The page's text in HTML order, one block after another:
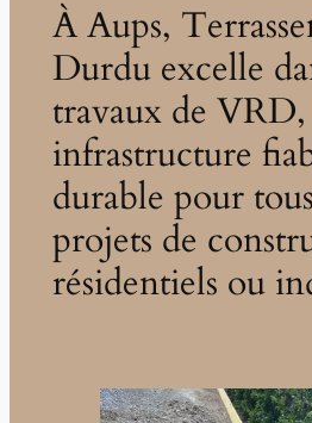
À Aups,
Durdu excelle
travaux de
infrastructure
durable pour
projets de
résidentiels ou